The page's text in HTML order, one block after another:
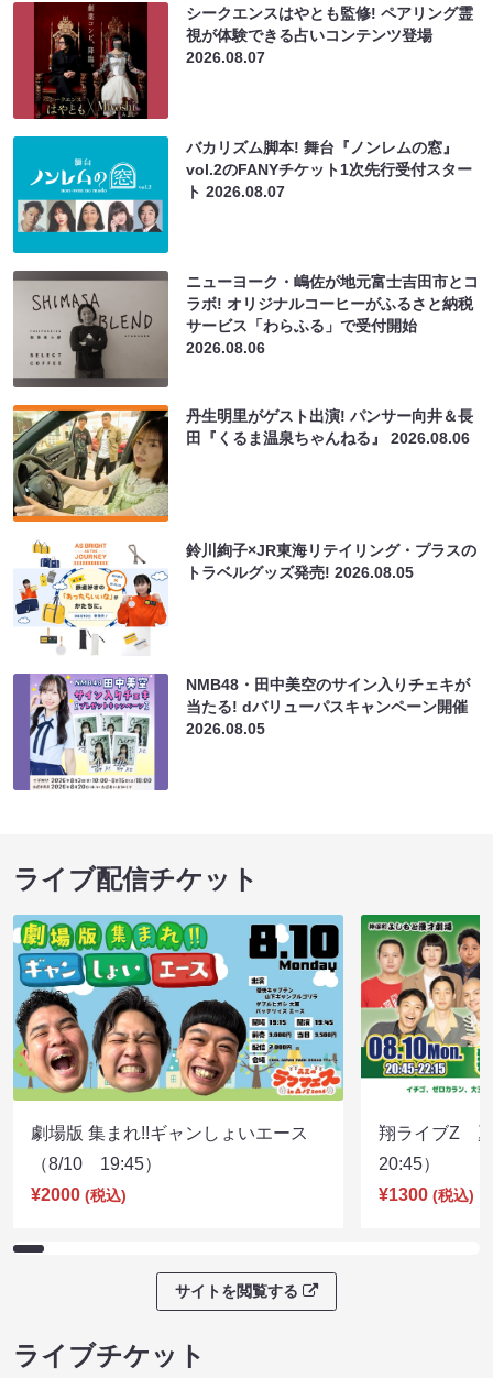
シークエンスはやとも監修! ペアリング霊
視が体験できる占いコンテンツ登場
2026.08.07
バカリズム脚本! 舞台『ノンレムの窓』
vol.2のFANYチケット1次先行受付スター
ト2026.08.07
ニューヨーク・嶋佐が地元富士吉田市とコ
ラボ! オリジナルコーヒーがふるさと納税
サービス「わらふる」で受付開始
2026.08.06
丹生明里がゲスト出演! パンサー向井＆長
田『くるま温泉ちゃんねる』2026.08.06
鈴川絢子×JR東海リテイリング・プラスの
トラベルグッズ発売!2026.08.05
NMB48・田中美空のサイン入りチェキが
当たる! dバリューパスキャンペーン開催
2026.08.05
ライブ配信チケット
劇場版 集まれ!!ギャンしょいエース
（8/10 19:45）
¥2000 (税込)
翔ライブZ
20:45）
¥1300 (税込)
サイトを閲覧する
ライブチケット